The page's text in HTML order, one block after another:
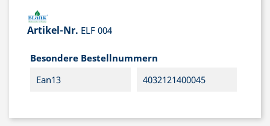
Artikel-Nr. ELF 004
Besondere Bestellnummern
Ean13
4032121400045